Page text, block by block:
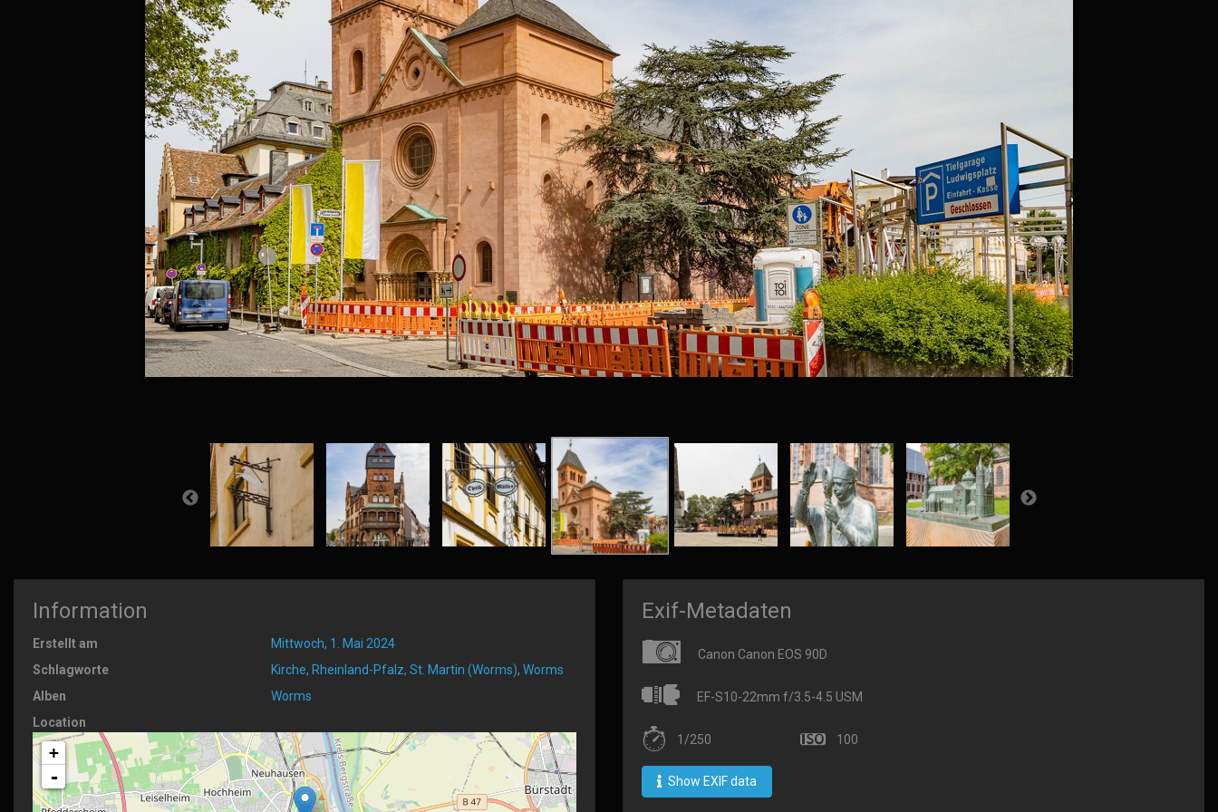
Information
Erstellt am
Mittwoch, 1. Mai 2024
Schlagworte
Kirche, Rheinland-Pfalz, St. Martin (Worms), Worms
Alben
Worms
Location
+
-
Exif-Metadaten
Canon Canon EOS 90D
EF-S10-22mm f/3.5-4.5 USM
1/250 100
Show EXIF data